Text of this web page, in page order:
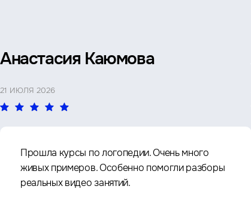
Анастасия Каюмова
21 ИЮЛЯ 2026
Прошла курсы по логопедии. Очень много
живых примеров. Особенно помогли разборы
реальных видео занятий.